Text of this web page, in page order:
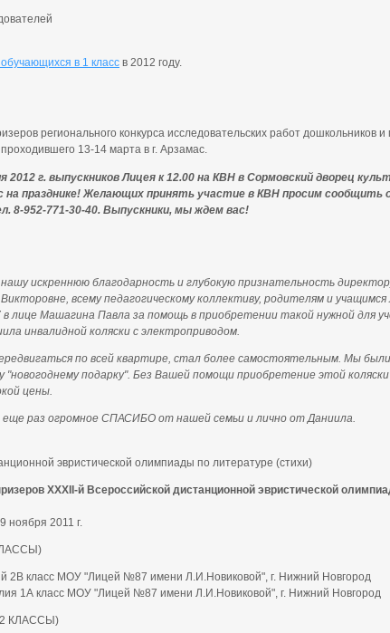
в 1 класс в 2012 году.
регионального конкурса исследовательских работ дошкольников
13-14 марта в г. Арзамас.
2012 г. выпускников Лицея к 12.00 на КВН в Сормовский дворец
на празднике! Желающих принять участие в КВН просим сообщить
8-952-771-30-40. Выпускники, мы ждем вас!
искреннюю благодарность и глубокую признательность
всему педагогическому коллективу, родителям и учащимся
лице Машагина Павла за помощь в приобретении такой нужной для
инвалидной коляски с электроприводом.
по всей квартире, стал более самостоятельным. Мы были
"новогоднему подарку". Без Вашей помощи приобретение этой
цены.
еще раз огромное СПАСИБО от нашей семьи и лично от Даниила.
эвристической олимпиады по литературе (стихи)
XXXII-й Всероссийской дистанционной эвристической
ноября 2011 г.
2В класс МОУ "Лицей №87 имени Л.И.Новиковой", г. Нижний Новгород
1А класс МОУ "Лицей №87 имени Л.И.Новиковой", г. Нижний Новгород
КЛАССЫ)